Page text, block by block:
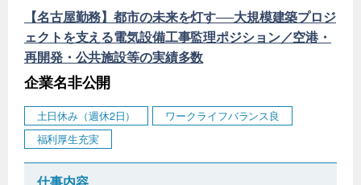
【名古屋勤務】都市の未来を灯す──大規模建築プロジ
ェクトを支える電気設備工事監理ポジション／空港・
再開発・公共施設等の実績多数
企業名非公開
土日休み（週休2日）
ワークライフバランス良
福利厚生充実